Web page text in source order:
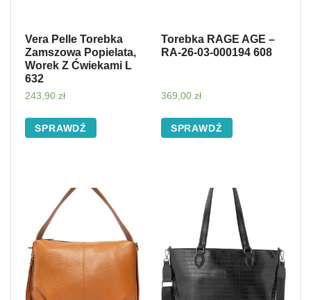
Vera Pelle Torebka
Zamszowa Popielata,
Worek Z Ćwiekami L
632
243,90 zł
SPRAWDŹ
Torebka RAGE AGE –
RA-26-03-000194 608
369,00 zł
SPRAWDŹ